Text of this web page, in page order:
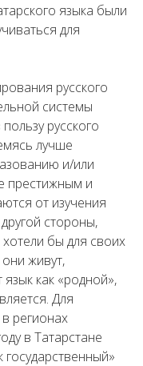
языка были
для
русского
системы
русского
лучше
и/или
престижным и
от изучения
стороны,
бы для своих
живут,
как «родной»,
Для
регионах
в Татарстане
государственный»